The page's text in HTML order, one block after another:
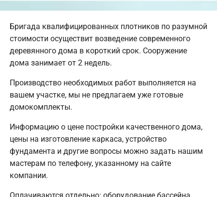
Бригада квалифицированных плотников по разумной
стоимости осуществит возведение современного
деревянного дома в короткий срок. Сооружение
дома занимает от 2 недель.
Производство необходимых работ выполняется на
вашем участке, мы не предлагаем уже готовые
домокомплекты.
Информацию о цене постройки качественного дома,
цены на изготовление каркаса, устройство
фундамента и другие вопросы можно задать нашим
мастерам по телефону, указанному на сайте
компании.